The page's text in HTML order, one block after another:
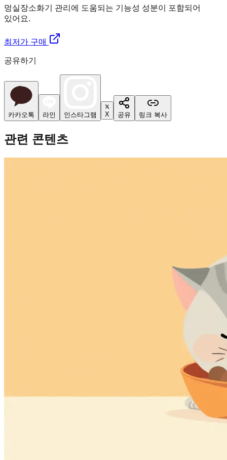
멍실장소화기 관리에 도움되는 기능성 성분이 포함되어
있어요.
최저가 구매
공유하기
카카오톡 라인 인스타그램 X 공유 링크 복사
관련 콘텐츠